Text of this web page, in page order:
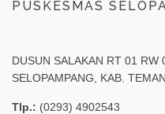
PUSKESMAS
DUSUN SALAKAN RT 01 RW
SELOPAMPANG, KAB.
Tlp.: (0293) 4902543